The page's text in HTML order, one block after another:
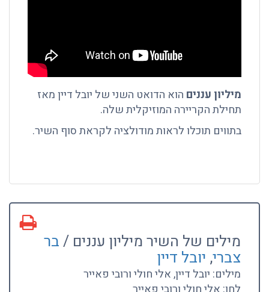
מיליון עננים הוא הדואט השני של יובל דיין מאז
תחילת הקריירה המוזיקלית שלה.
בתווים תוכלו לראות מודולציה לקראת סוף השיר.
מילים של השיר מיליון עננים /בר
צברי, יובל דיין
מילים: יובל דיין, אלי חולי ורובי פאייר